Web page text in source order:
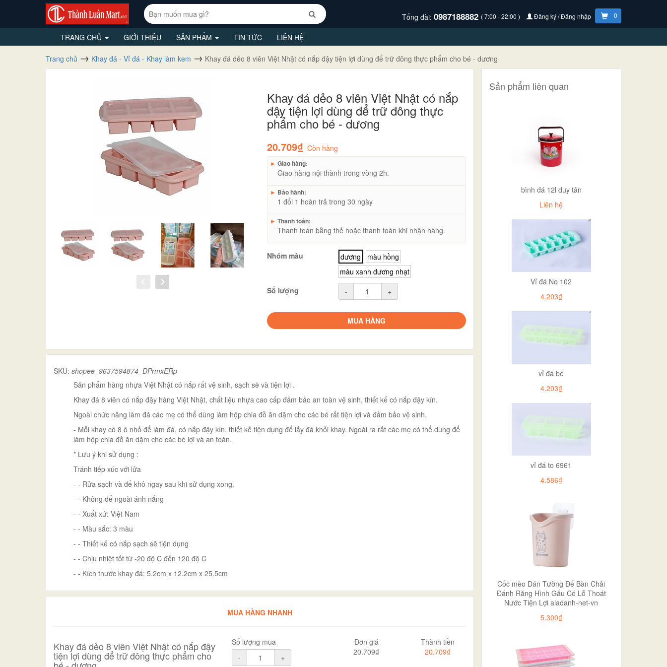
Tổng đài: 0987188882 ( 7:00 - 22:00 ) Đăng ký / Đăng nhập 0
TRANG CHỦ GIỚI THIỆU SẢN PHẨM TIN TỨC LIÊN HỆ
Trang chủ Khay đá - Vỉ đá - Khay làm kem Khay đá dẻo 8 viên Việt Nhật có nắp đậy tiện lợi dùng để trữ đông thực phẩm cho bé - dương
Khay đá dẻo 8 viên Việt Nhật có nắp
đậy tiện lợi dùng để trữ đông thực
phẩm cho bé - dương
20.709₫ Còn hàng
► Giao hàng:
Giao hàng nội thành trong vòng 2h.
► Bảo hành:
1 đổi 1 hoàn trả trong 30 ngày
► Thanh toán:
Thanh toán bằng thẻ hoặc thanh toán khi nhận hàng.
Nhóm màu dương
màu hồng
màu xanh dương nhạt
Số lượng
- +
MUA HÀNG
SKU: shopee_9637594874_DPrmxERp
Sản phẩm hàng nhựa Việt Nhật có nắp rất vệ sinh, sạch sẽ và tiện lợi .
Khay đá 8 viên có nắp đậy hàng Việt Nhật, chất liệu nhựa cao cấp đảm bảo an toàn vệ sinh, thiết kế có nắp đậy kín.
Ngoài chức năng làm đá các mẹ có thể dùng làm hộp chia đồ ăn dặm cho các bé rất tiện lợi và đảm bảo vệ sinh.
- Mỗi khay có 8 ô nhỏ để làm đá, có nắp đậy kín, thiết kế tiện dụng để lấy đá khỏi khay. Ngoài ra rất các mẹ có thể dùng để
làm hộp chia đồ ăn dặm cho các bé lợi và an toàn.
* Lưu ý khi sử dụng :
Tránh tiếp xúc với lửa
- - Rửa sạch và để khô ngay sau khi sử dụng xong.
- - Không để ngoài ánh nắng
- - Xuất xứ: Việt Nam
- - Màu sắc: 3 màu
- - Thiết kế có nắp sạch sẽ tiện dụng
- - Chịu nhiệt tốt từ -20 độ C đến 120 độ C
- - Kích thước khay đá: 5.2cm x 12.2cm x 25.5cm
MUA HÀNG NHANH
Khay đá dẻo 8 viên Việt Nhật có nắp đậy
tiện lợi dùng để trữ đông thực phẩm cho
Số lượng mua
-
+
Đơn giá
20.709₫
Thành tiền
20.709₫
Sản phẩm liên quan
bình đá 12l duy tân
Liên hệ
Vỉ đá No 102
4.203₫
vỉ đá bé
4.203₫
vỉ đá to 6961
4.586₫
Cốc mèo Dán Tường Để Bàn Chải
Đánh Răng Hình Gấu Có Lỗ Thoát
Nước Tiện Lợi aladanh-net-vn
5.300₫